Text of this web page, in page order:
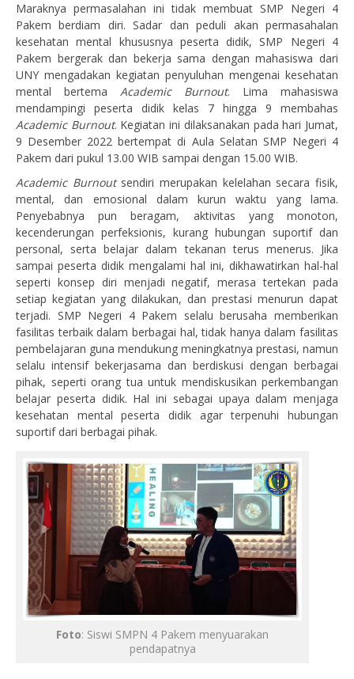
Maraknya permasalahan ini tidak membuat SMP Negeri 4
Pakem berdiam diri. Sadar dan peduli akan permasahalan
kesehatan mental khususnya peserta didik, SMP Negeri 4
Pakem bergerak dan bekerja sama dengan mahasiswa dari
UNY mengadakan kegiatan penyuluhan mengenai kesehatan
mental bertema Academic Burnout. Lima mahasiswa
mendampingi peserta didik kelas 7 hingga 9 membahas
Academic Burnout. Kegiatan ini dilaksanakan pada hari Jumat,
9 Desember 2022 bertempat di Aula Selatan SMP Negeri 4
Pakem dari pukul 13.00 WIB sampai dengan 15.00 WIB.
Academic Burnoutsendiri merupakan kelelahan secara fisik,
mental, dan emosional dalam kurun waktu yang lama.
Penyebabnya pun beragam, aktivitas yang monoton,
kecenderungan perfeksionis, kurang hubungan suportif dan
personal, serta belajar dalam tekanan terus menerus. Jika
sampai peserta didik mengalami hal ini, dikhawatirkan hal-hal
seperti konsep diri menjadi negatif, merasa tertekan pada
setiap kegiatan yang dilakukan, dan prestasi menurun dapat
terjadi. SMP Negeri 4 Pakem selalu berusaha memberikan
fasilitas terbaik dalam berbagai hal, tidak hanya dalam fasilitas
pembelajaran guna mendukung meningkatnya prestasi, namun
selalu intensif bekerjasama dan berdiskusi dengan berbagai
pihak, seperti orang tua untuk mendiskusikan perkembangan
belajar peserta didik. Hal ini sebagai upaya dalam menjaga
kesehatan mental peserta didik agar terpenuhi hubungan
suportif dari berbagai pihak.
Foto: Siswi SMPN 4 Pakem menyuarakan
pendapatnya